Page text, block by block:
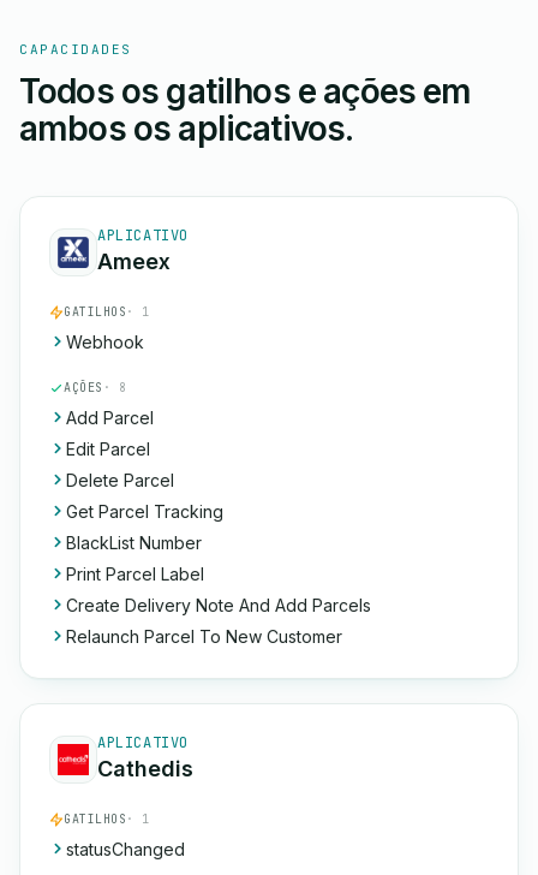
CAPACIDADES
Todos os gatilhos e ações em
ambos os aplicativos.
APLICATIVO
Ameex
GATILHOS · 1
Webhook
AÇÕES · 8
Add Parcel
Edit Parcel
Delete Parcel
Get Parcel Tracking
BlackList Number
Print Parcel Label
Create Delivery Note And Add Parcels
Relaunch Parcel To New Customer
APLICATIVO
Cathedis
GATILHOS · 1
statusChanged